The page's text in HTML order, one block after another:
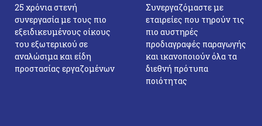
25 χρόνια στενή
συνεργασία με τους πιο
εξειδικευμένους οίκους
του εξωτερικού σε
αναλώσιμα και είδη
προστασίας εργαζομένων
Συνεργαζόμαστε με
εταιρείες που τηρούν τις
πιο αυστηρές
προδιαγραφές παραγωγής
και ικανοποιούν όλα τα
διεθνή πρότυπα
ποιότητας